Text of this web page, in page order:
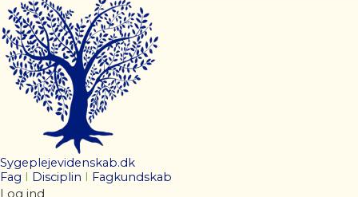
Sygeplejevidenskab.dk
Fag
Disciplin
Fagkundskab